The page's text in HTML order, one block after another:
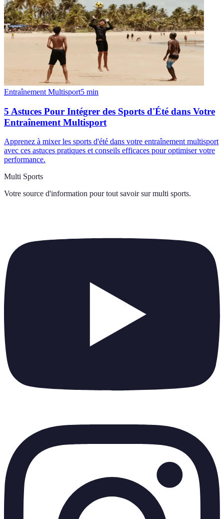
Entraînement Multisport5 min
5 Astuces Pour Intégrer des Sports d'Été dans Votre
Entraînement Multisport
Apprenez à mixer les sports d'été dans votre entraînement multisport
avec ces astuces pratiques et conseils efficaces pour optimiser votre
performance.
Multi Sports
Votre source d'information pour tout savoir sur multi sports.